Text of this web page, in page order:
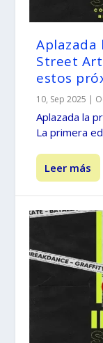
Aplazada
Street
estos
10, Sep 2025 |
Aplazada la
La primera
Leer más